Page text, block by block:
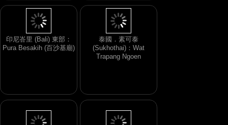
印尼峇里 (Bali) 東部：
Pura Besakih (百沙基廟)
泰國．素可泰
(Sukhothai)：Wat
Trapang Ngoen